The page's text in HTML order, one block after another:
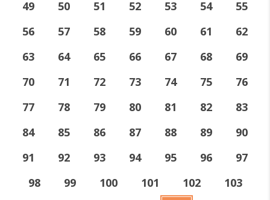
49
50 51 52 53 54
55
56
57 58 59 60 61
62
63
64 65 66 67 68
69
70
71 72 73 74 75
76
77
78 79 80 81 82
83
84
85 86 87 88 89
90
91
92 93 94 95 96
97
98
99 100 101 102
103